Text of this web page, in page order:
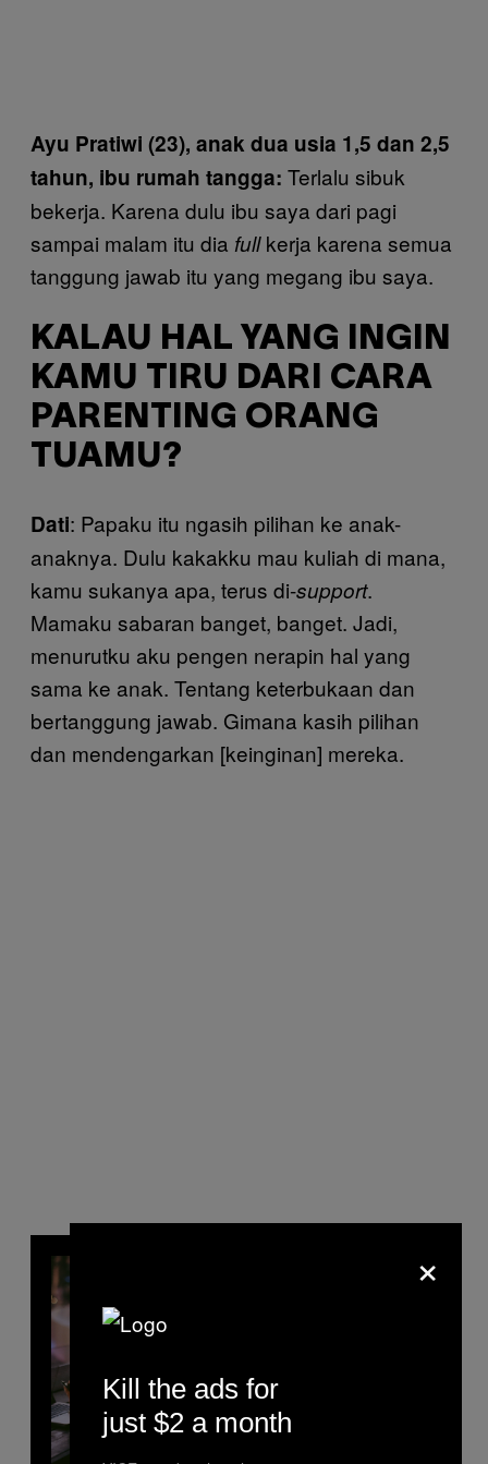
Ayu Pratiwi (23), anak dua usia 1,5 dan 2,5
tahun, ibu rumah tangga: Terlalu sibuk
bekerja. Karena dulu ibu saya dari pagi
sampai malam itu dia fullkerja karena semua
tanggung jawab itu yang megang ibu saya.
KALAU HAL YANG INGIN
KAMU TIRU DARI CARA
PARENTING ORANG
TUAMU?
Dati: Papaku itu ngasih pilihan ke anak-
anaknya. Dulu kakakku mau kuliah di mana,
kamu sukanya apa, terus di-support.
Mamaku sabaran banget, banget. Jadi,
menurutku aku pengen nerapin hal yang
sama ke anak. Tentang keterbukaan dan
bertanggung jawab. Gimana kasih pilihan
dan mendengarkan [keinginan] mereka.
×
Kill the ads for
just $2 a month